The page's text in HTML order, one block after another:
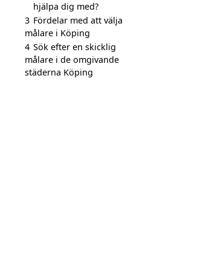
hjälpa dig med?
3 Fördelar med att välja
målare i Köping
4 Sök efter en skicklig
målare i de omgivande
städerna Köping